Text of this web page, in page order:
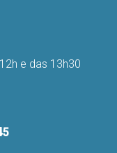
e das 13h30